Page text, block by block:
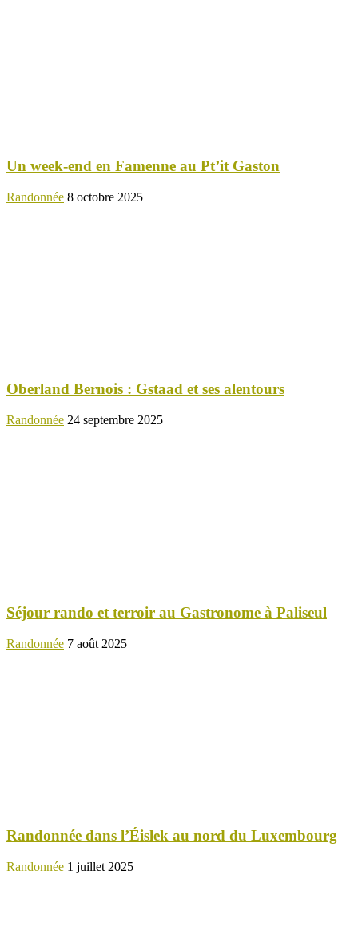
Un week-end en Famenne au Pt’it Gaston
Randonnée 8 octobre 2025
Oberland Bernois : Gstaad et ses alentours
Randonnée 24 septembre 2025
Séjour rando et terroir au Gastronome à Paliseul
Randonnée 7 août 2025
Randonnée dans l’Éislek au nord du Luxembourg
Randonnée 1 juillet 2025